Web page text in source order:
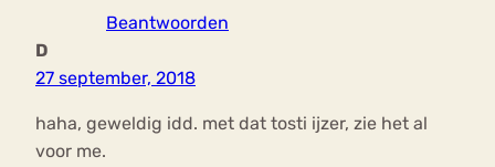
Beantwoorden
D
27 september, 2018
haha, geweldig idd. met dat tosti ijzer, zie het al
voor me.